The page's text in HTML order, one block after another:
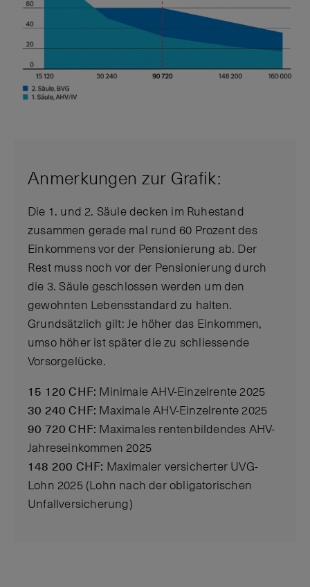
Anmerkungen zur Grafik:
Die 1. und 2. Säule decken im Ruhestand
zusammen gerade mal rund 60 Prozent des
Einkommens vor der Pensionierung ab. Der
Rest muss noch vor der Pensionierung durch
die 3. Säule geschlossen werden um den
gewohnten Lebensstandard zu halten.
Grundsätzlich gilt: Je höher das Einkommen,
umso höher ist später die zu schliessende
Vorsorgelücke.
15 120 CHF: Minimale AHV-Einzelrente 2025
30 240 CHF: Maximale AHV-Einzelrente 2025
90 720 CHF: Maximales rentenbildendes AHV-
Jahreseinkommen 2025
148 200 CHF: Maximaler versicherter UVG-
Lohn 2025 (Lohn nach der obligatorischen
Unfallversicherung)